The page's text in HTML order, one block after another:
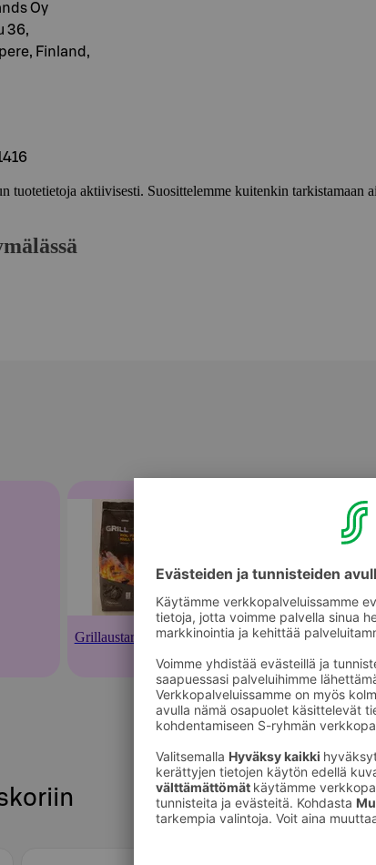
Oy
36,
Finland,
tuotetietoja aktiivisesti. Suosittelemme kuitenkin tarkistamaan
Grillaustarvikkeet